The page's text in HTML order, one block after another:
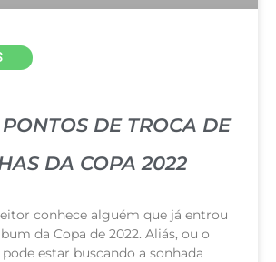
DE TROCA DE
DA COPA 2022
conhece alguém que já entrou
da Copa de 2022. Aliás, ou o
estar buscando a sonhada